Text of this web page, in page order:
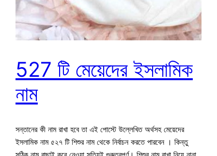
527 টি মেয়েদের ইসলামিক
নাম
সন্তানের কী নাম রাখা হবে তা এই পোস্টে উল্লেখিত অর্থসহ মেয়েদের
ইসলামিক নাম ৫২৭ টি শিশুর নাম থেকে নির্বাচন করতে পারবেন । কিন্তু